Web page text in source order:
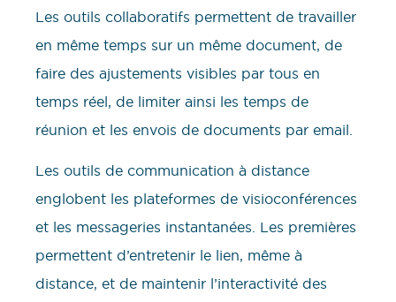
Les outils collaboratifs permettent de travailler
en même temps sur un même document, de
faire des ajustements visibles par tous en
temps réel, de limiter ainsi les temps de
réunion et les envois de documents par email.
Les outils de communication à distance
englobent les plateformes de visioconférences
et les messageries instantanées. Les premières
permettent d’entretenir le lien, même à
distance, et de maintenir l’interactivité des